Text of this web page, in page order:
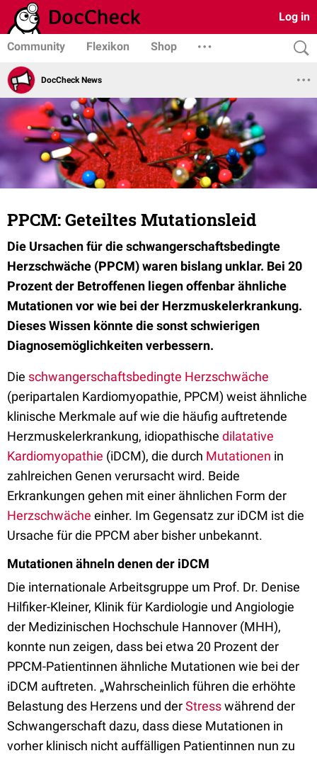
Log in
Community Flexikon Shop
DocCheck News
PPCM: Geteiltes Mutationsleid
Die Ursachen für die schwangerschaftsbedingte
Herzschwäche (PPCM) waren bislang unklar. Bei 20
Prozent der Betroffenen liegen offenbar ähnliche
Mutationen vor wie bei der Herzmuskelerkrankung.
Dieses Wissen könnte die sonst schwierigen
Diagnosemöglichkeiten verbessern.
Die schwangerschaftsbedingte Herzschwäche
(peripartalen Kardiomyopathie, PPCM) weist ähnliche
klinische Merkmale auf wie die häufig auftretende
Herzmuskelerkrankung, idiopathische dilatative
Kardiomyopathie (iDCM), die durch Mutationen in
zahlreichen Genen verursacht wird. Beide
Erkrankungen gehen mit einer ähnlichen Form der
Herzschwäche einher. Im Gegensatz zur iDCM ist die
Ursache für die PPCM aber bisher unbekannt.
Mutationen ähneln denen der iDCM
Die internationale Arbeitsgruppe um Prof. Dr. Denise
Hilfiker-Kleiner, Klinik für Kardiologie und Angiologie
der Medizinischen Hochschule Hannover (MHH),
konnte nun zeigen, dass bei etwa 20 Prozent der
PPCM-Patientinnen ähnliche Mutationen wie bei der
iDCM auftreten. „Wahrscheinlich führen die erhöhte
Belastung des Herzens und derStresswährend der
Schwangerschaft dazu, dass diese Mutationen in
vorher klinisch nicht auffälligen Patientinnen nun zu